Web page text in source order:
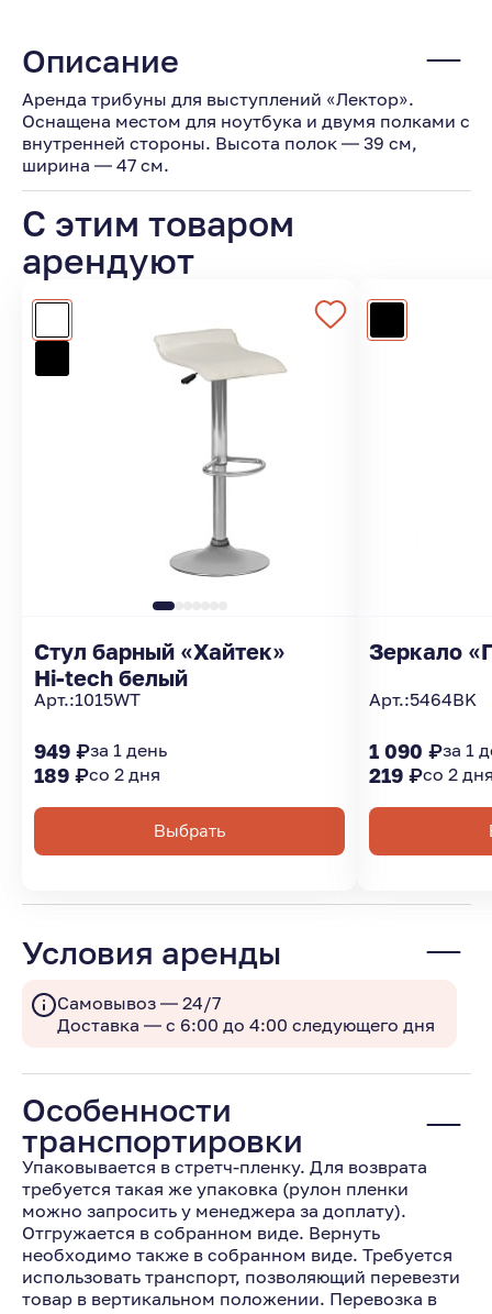
Описание
Аренда трибуны для выступлений «Лектор».
Оснащена местом для ноутбука и двумя полками с
внутренней стороны. Высота полок — 39 см,
ширина — 47 см.
С этим товаром
арендуют
Стул барный «Хайтек»
Hi-tech белый
Арт.:1015WT
949 ₽за 1 день
189 ₽со 2 дня
Выбрать
Зеркало
Арт.:5464BK
1 090 ₽за 1
219 ₽со 2
Условия аренды
Самовывоз — 24/7
Доставка — с 6:00 до 4:00 следующего дня
Особенности
транспортировки
Упаковывается в стретч-пленку. Для возврата
требуется такая же упаковка (рулон пленки
можно запросить у менеджера за доплату).
Отгружается в собранном виде. Вернуть
необходимо также в собранном виде. Требуется
использовать транспорт, позволяющий перевезти
товар в вертикальном положении. Перевозка в